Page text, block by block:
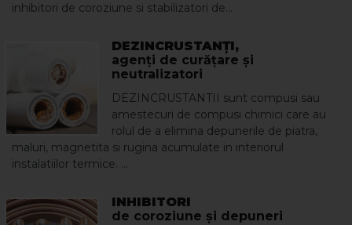
inhibitori de coroziune si stabilizatori de...
DEZINCRUSTANŢI,
agenţi de curăţare şi
neutralizatori
DEZINCRUSTANTII sunt compusi sau
amestecuri de compusi chimici care au
rolul de a elimina depunerile de piatra,
maluri, magnetita si rugina acumulate in interiorul
instalatiilor termice. ...
INHIBITORI
de coroziune şi depuneri